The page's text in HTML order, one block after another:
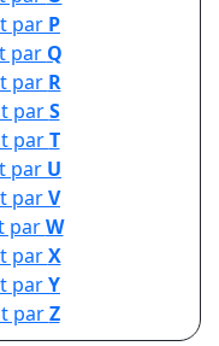
par P
par Q
par R
parS
parT
par U
parV
parW
parX
parY
parZ